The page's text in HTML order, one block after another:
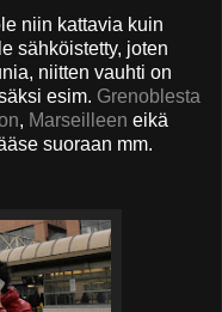
niin kattavia kuin
sähköistetty, joten
niitten vauhti on
esim. Grenoblesta
, Marseilleen eikä
suoraan mm.